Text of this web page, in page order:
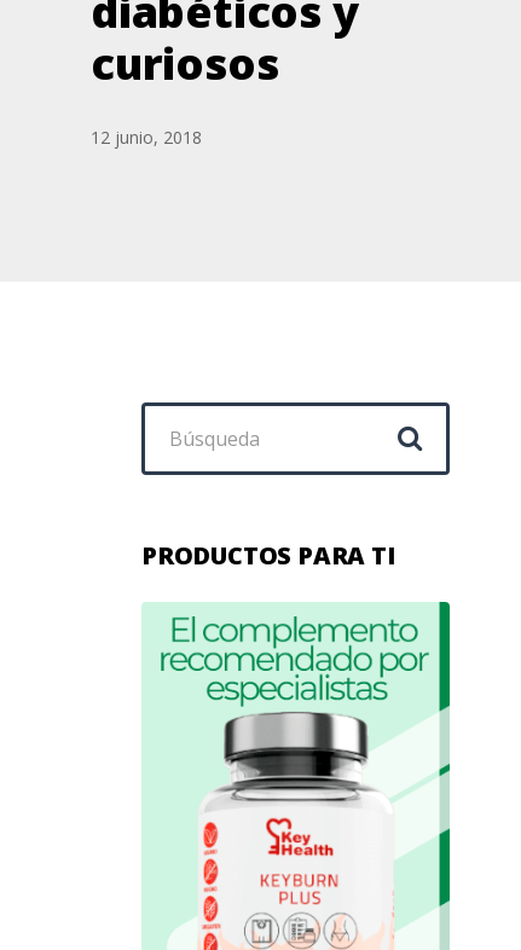
curiosos
12 junio, 2018
Buscar:
PRODUCTOS PARA TI